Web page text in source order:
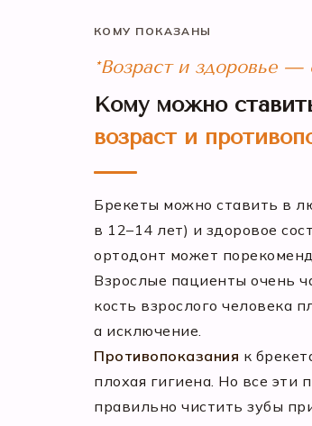
КОМУ ПОКАЗАНЫ
*Возраст и здоровье —
Кому можно
возраст и
Брекеты можно ставить в
в 12–14 лет) и здоровое
ортодонт может
Взрослые пациенты очень
кость взрослого человека
а исключение.
Противопоказания к
плохая гигиена. Но все
правильно чистить зубы